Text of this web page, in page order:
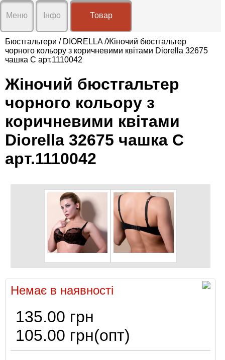
Меню
нас
Доставка
і
Умови
Контакти
Відгуки
Новини
Інфо
Графік роботи:
Нд вихідний
🖂 klarisa.com.ua@gmail.com
Товар
Бюстгальтери / DIORELLA/Жіночий бюстгальтер
чорного кольору з коричневими квітами Diorella 32675
чашка C арт.1110042
Жіночий бюстгальтер
чорного кольору з
коричневими квітами
Diorella 32675 чашка C
арт.1110042
Немає в наявності
135.00 грн
105.00 грн(опт)